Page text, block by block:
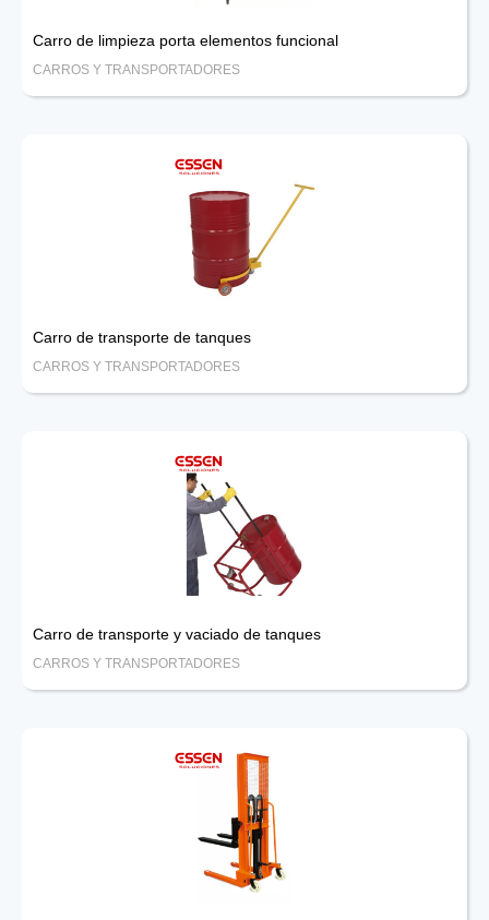
Carro de limpieza porta elementos funcional
CARROS Y TRANSPORTADORES
Carro de transporte de tanques
CARROS Y TRANSPORTADORES
Carro de transporte y vaciado de tanques
CARROS Y TRANSPORTADORES